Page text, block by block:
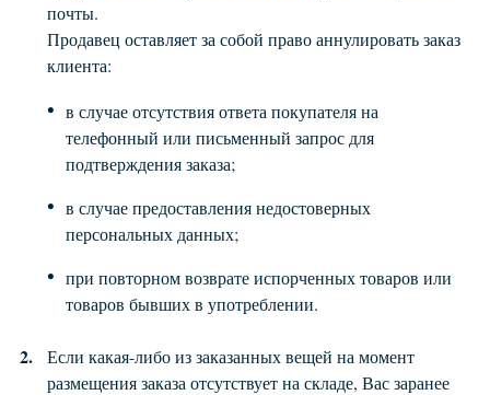
почты.
Продавец оставляет за собой право аннулировать заказ
клиента:
в случае отсутствия ответа покупателя на
телефонный или письменный запрос для
подтверждения заказа;
в случае предоставления недостоверных
персональных данных;
при повторном возврате испорченных товаров или
товаров бывших в употреблении.
Если какая-либо из заказанных вещей на момент
размещения заказа отсутствует на складе, Вас заранее